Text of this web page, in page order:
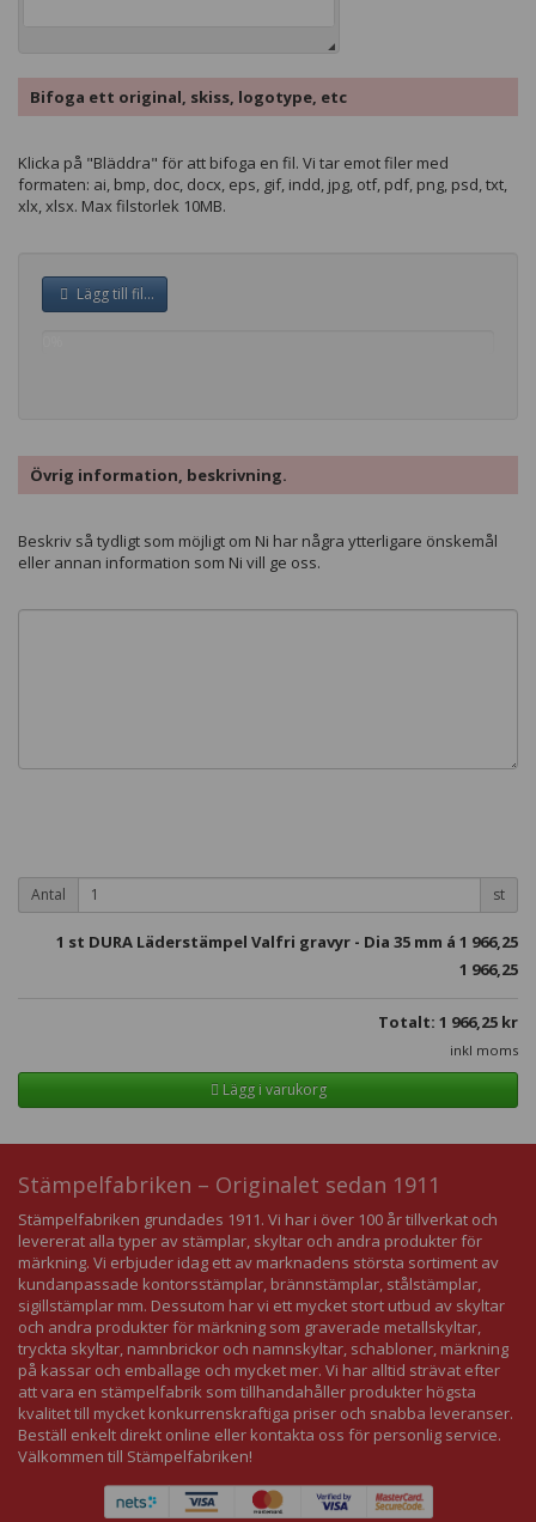
Bifoga ett original, skiss, logotype, etc
Klicka på "Bläddra" för att bifoga en fil. Vi tar emot filer med
formaten: ai, bmp, doc, docx, eps, gif, indd, jpg, otf, pdf, png, psd, txt,
xlx, xlsx. Max filstorlek 10MB.
Lägg till fil...
Övrig information, beskrivning.
Beskriv så tydligt som möjligt om Ni har några ytterligare önskemål
eller annan information som Ni vill ge oss.
Antal st
1 st DURA Läderstämpel Valfri gravyr - Dia 35 mm á 1 966,25
1 966,25
Totalt: 1 966,25 kr
inkl moms
Lägg i varukorg
Stämpelfabriken – Originalet sedan 1911
Stämpelfabriken grundades 1911. Vi har i över 100 år tillverkat och
levererat alla typer av stämplar, skyltar och andra produkter för
märkning. Vi erbjuder idag ett av marknadens största sortiment av
kundanpassade kontorsstämplar, brännstämplar, stålstämplar,
sigillstämplar mm. Dessutom har vi ett mycket stort utbud av skyltar
och andra produkter för märkning som graverade metallskyltar,
tryckta skyltar, namnbrickor och namnskyltar, schabloner, märkning
på kassar och emballage och mycket mer. Vi har alltid strävat efter
att vara en stämpelfabrik som tillhandahåller produkter högsta
kvalitet till mycket konkurrenskraftiga priser och snabba leveranser.
Beställ enkelt direkt online eller kontakta oss för personlig service.
Välkommen till Stämpelfabriken!